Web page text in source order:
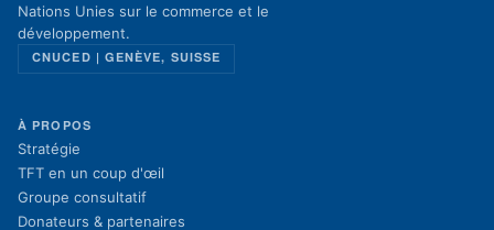
Nations Unies sur le commerce et le
développement.
CNUCED | GENÈVE, SUISSE
À PROPOS
Stratégie
TFT en un coup d'œil
Groupe consultatif
Donateurs & partenaires